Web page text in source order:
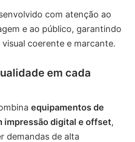
com atenção ao
e ao público, garantindo
coerente e marcante.
em cada
equipamentos de
impressão digital e offset,
demandas de alta